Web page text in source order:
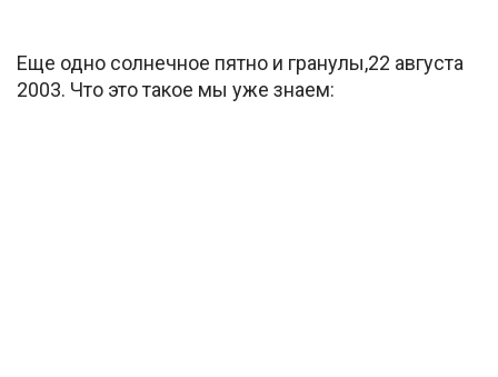
Еще одно солнечное пятно и гранулы,22 августа
2003. Что это такое мы уже знаем: